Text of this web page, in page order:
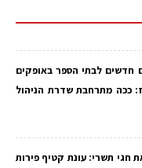
חדשים לבתי הספר באופקים
ככה מתרחבת שדרת הניהול
חגי תשרי: עונת קטיף פירות